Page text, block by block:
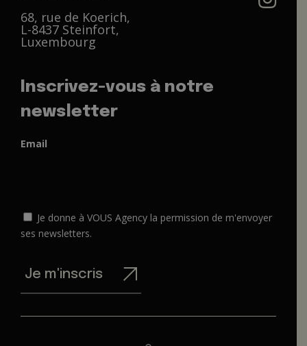
68, rue de Koerich,
L-8437 Steinfort,
Luxembourg
Inscrivez-vous à notre
newsletter
Email
Je donne à VOUS Agency la permission de m'envoyer
ses newsletters.
Je m'inscris